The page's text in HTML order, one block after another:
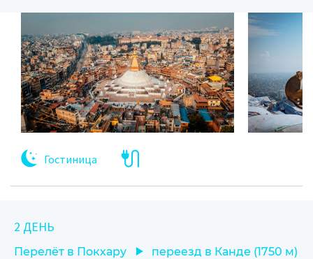
Гостиница
2 ДЕНЬ
Перелёт в Покхару
переезд в Канде (1750 м)